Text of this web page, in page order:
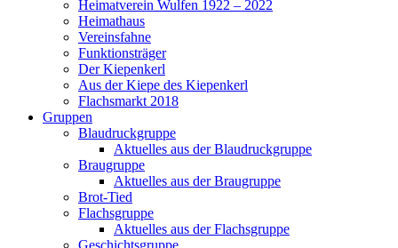
Heimatverein Wulfen 1922 – 2022
Heimathaus
Vereinsfahne
Funktionsträger
Der Kiepenkerl
Aus der Kiepe des Kiepenkerl
Flachsmarkt 2018
Gruppen
Blaudruckgruppe
Aktuelles aus der Blaudruckgruppe
Braugruppe
Aktuelles aus der Braugruppe
Brot-Tied
Flachsgruppe
Aktuelles aus der Flachsgruppe
Geschichtsgruppe